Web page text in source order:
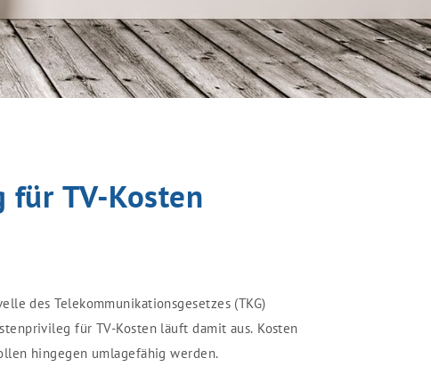
für TV-Kosten
des Telekommunikationsgesetzes (TKG)
für TV-Kosten läuft damit aus. Kosten
hingegen umlagefähig werden.